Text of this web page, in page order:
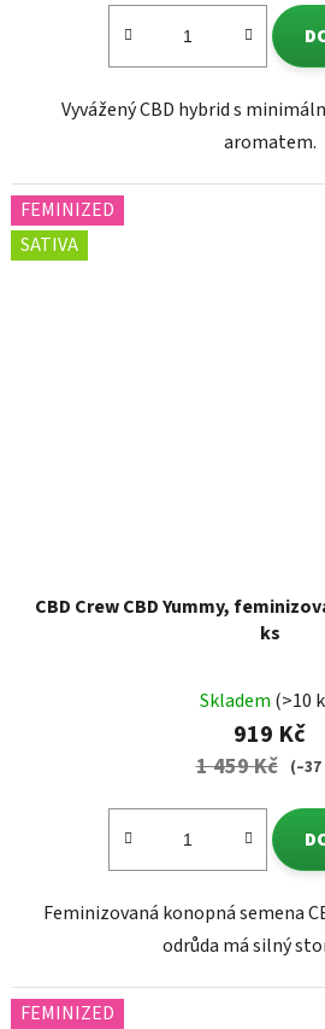
Vyvážený CBD hybrid s
aromatem.
FEMINIZED
SATIVA
CBD Crew CBD Yummy,
ks
Skladem (>10
919 Kč
1 459 Kč (–37
Feminizovaná konopná semena
odrůda má silný
FEMINIZED